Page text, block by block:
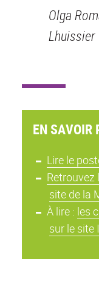
Olga
Lhuissier
EN SAVOIR
Lire le
Retrouvez
site de la
À lire : les
sur le site